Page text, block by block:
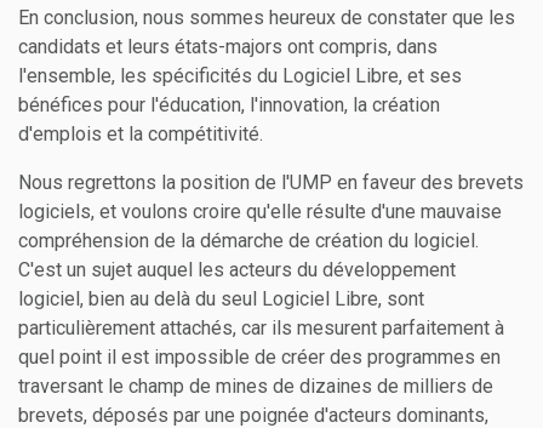
En conclusion, nous sommes heureux de constater que les
candidats et leurs états-majors ont compris, dans
l'ensemble, les spécificités du Logiciel Libre, et ses
bénéfices pour l'éducation, l'innovation, la création
d'emplois et la compétitivité.
Nous regrettons la position de l'UMP en faveur des brevets
logiciels, et voulons croire qu'elle résulte d'une mauvaise
compréhension de la démarche de création du logiciel.
C'est un sujet auquel les acteurs du développement
logiciel, bien au delà du seul Logiciel Libre, sont
particulièrement attachés, car ils mesurent parfaitement à
quel point il est impossible de créer des programmes en
traversant le champ de mines de dizaines de milliers de
brevets, déposés par une poignée d'acteurs dominants,